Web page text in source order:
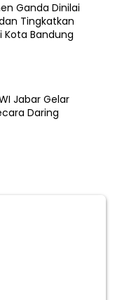
Ganda Dinilai
Tingkatkan
Kota Bandung
Jabar Gelar
Daring